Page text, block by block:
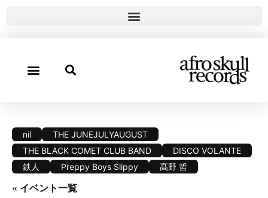
nil
THE JUNEJULYAUGUST
THE BLACK COMET CLUB BAND
DISCO VOLANTE
鉄人
Preppy Boys Slippy 髙野 哲
« イベント一覧